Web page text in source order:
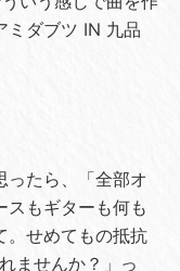
ミダブツ IN 九品
ったら、「全部オ
スもギターも何も
。せめてもの抵抗
ませんか？」っ